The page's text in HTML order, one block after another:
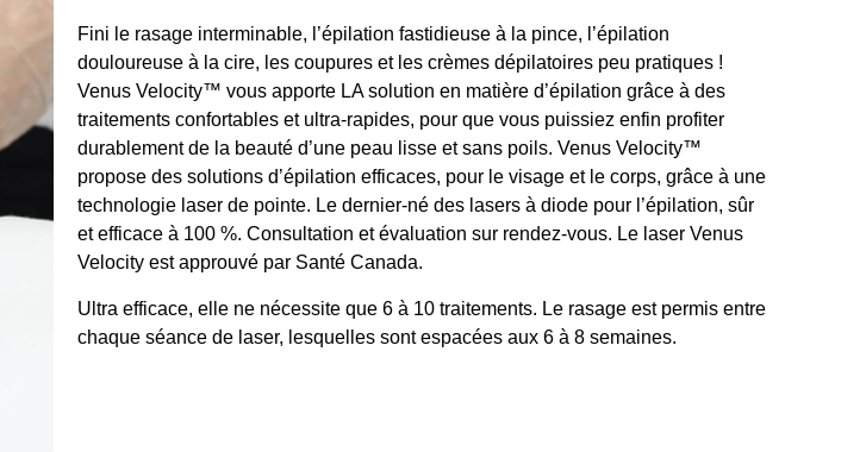
Fini le rasage interminable, l’épilation fastidieuse à la pince, l’épilation
douloureuse à la cire, les coupures et les crèmes dépilatoires peu pratiques !
Venus Velocity™ vous apporte LA solution en matière d’épilation grâce à des
traitements confortables et ultra-rapides, pour que vous puissiez enfin profiter
durablement de la beauté d’une peau lisse et sans poils. Venus Velocity™
propose des solutions d’épilation efficaces, pour le visage et le corps, grâce à une
technologie laser de pointe. Le dernier-né des lasers à diode pour l’épilation, sûr
et efficace à 100 %. Consultation et évaluation sur rendez-vous. Le laser Venus
Velocity est approuvé par Santé Canada.
Ultra efficace, elle ne nécessite que 6 à 10 traitements. Le rasage est permis entre
chaque séance de laser, lesquelles sont espacées aux 6 à 8 semaines.